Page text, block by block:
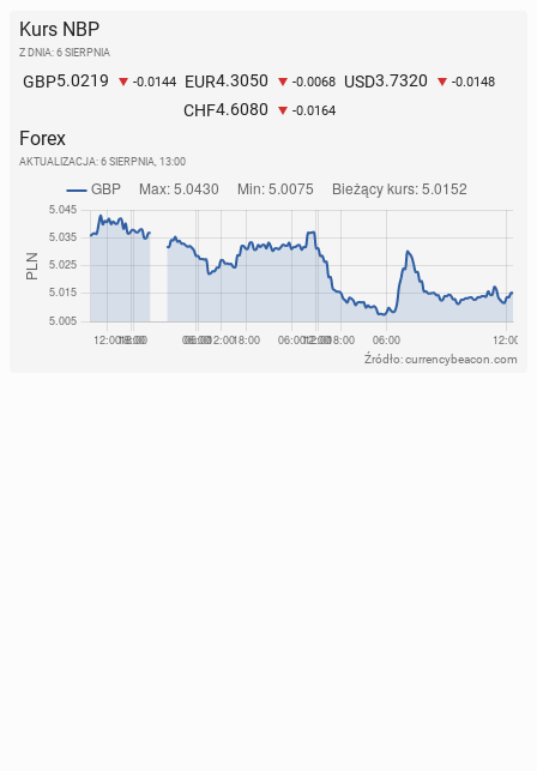
Kurs NBP
Z DNIA: 6 SIERPNIA
GBP5.0219 -0.0144 EUR4.3050 -0.0068 USD3.7320 -0.0148
CHF4.6080 -0.0164
Forex
AKTUALIZACJA: 6 SIERPNIA, 13:00
Źródło: currencybeacon.com